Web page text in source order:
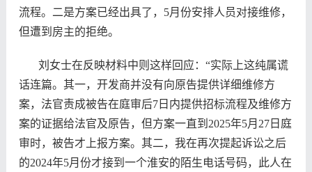
流程。二是方案已经出具了，5月份安排人员对接维修，
但遭到房主的拒绝。
刘女士在反映材料中则这样回应：“实际上这纯属谎
话连篇。其一，开发商并没有向原告提供详细维修方
案，法官责成被告在庭审后7日内提供招标流程及维修方
案的证据给法官及原告，但方案一直到2025年5月27日庭
审时，被告才上报方案。其二，我在再次提起诉讼之后
的2024年5月份才接到一个淮安的陌生电话号码，此人在